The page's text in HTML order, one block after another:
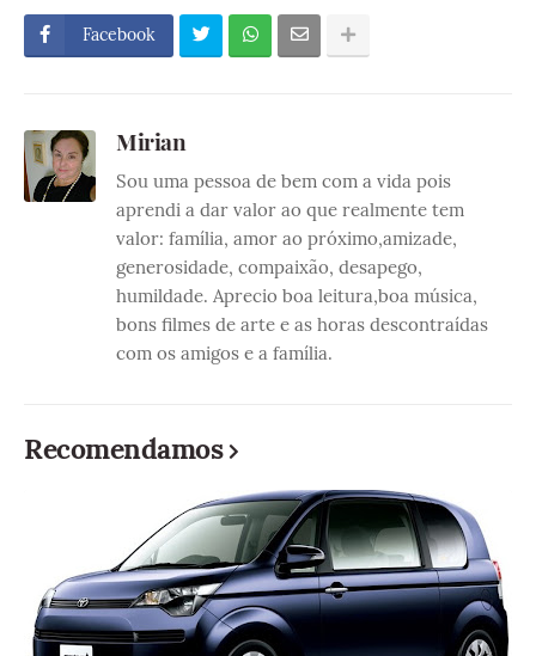
Facebook
Mirian
Sou uma pessoa de bem com a vida pois
aprendi a dar valor ao que realmente tem
valor: família, amor ao próximo,amizade,
generosidade, compaixão, desapego,
humildade. Aprecio boa leitura,boa música,
bons filmes de arte e as horas descontraídas
com os amigos e a família.
Recomendamos